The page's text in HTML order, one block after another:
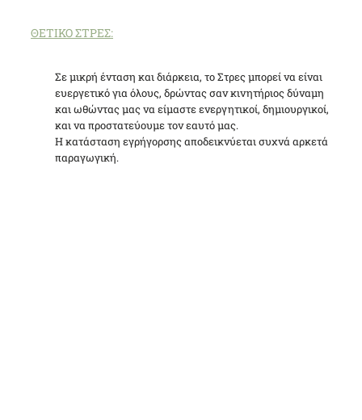
ΘΕΤΙΚΟ ΣΤΡΕΣ:
Σε μικρή ένταση και διάρκεια, το Στρες μπορεί να είναι
ευεργετικό για όλους, δρώντας σαν κινητήριος δύναμη
και ωθώντας μας να είμαστε ενεργητικοί, δημιουργικοί,
και να προστατεύουμε τον εαυτό μας.
Η κατάσταση εγρήγορσης αποδεικνύεται συχνά αρκετά
παραγωγική.